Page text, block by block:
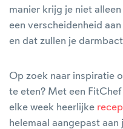
manier krijg je niet
een verscheidenheid
en dat zullen je
Op zoek naar inspiratie
te eten? Met een
elke week heerlijke
helemaal aangepast